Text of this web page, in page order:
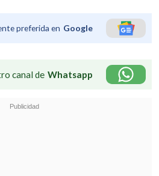
preferida en Google
canal de Whatsapp